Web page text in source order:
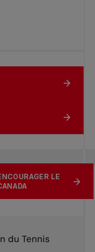
POUR
TOURNOIS
LE
du Tennis